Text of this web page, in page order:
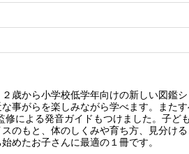
歳から小学校低学年向けの新しい図鑑シ
事がらを楽しみながら学べます。また
による発音ガイドもつけました。子ど
のもと、体のしくみや育ち方、見分け
めたお子さんに最適の１冊です。